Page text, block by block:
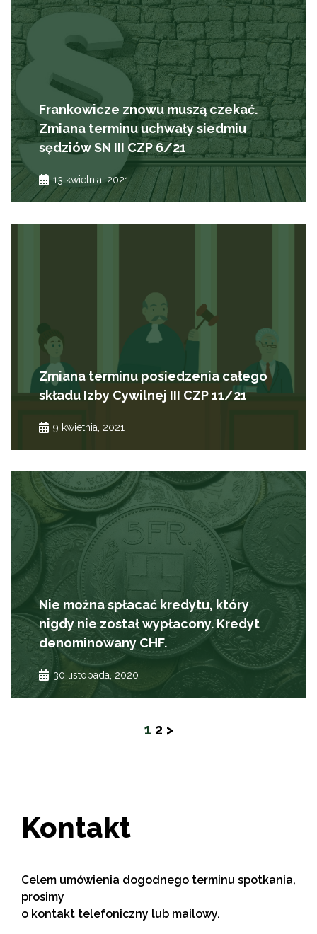
Frankowicze znowu muszą czekać.
Zmiana terminu uchwały siedmiu
sędziów SN III CZP 6/21
13 kwietnia, 2021
Zmiana terminu posiedzenia całego
składu Izby Cywilnej III CZP 11/21
9 kwietnia, 2021
Nie można spłacać kredytu, który
nigdy nie został wypłacony. Kredyt
denominowany CHF.
30 listopada, 2020
Stronicowanie
Page
1 Page
2 >
Kontakt
Celem umówienia dogodnego terminu spotkania,
prosimy
o kontakt telefoniczny lub mailowy.